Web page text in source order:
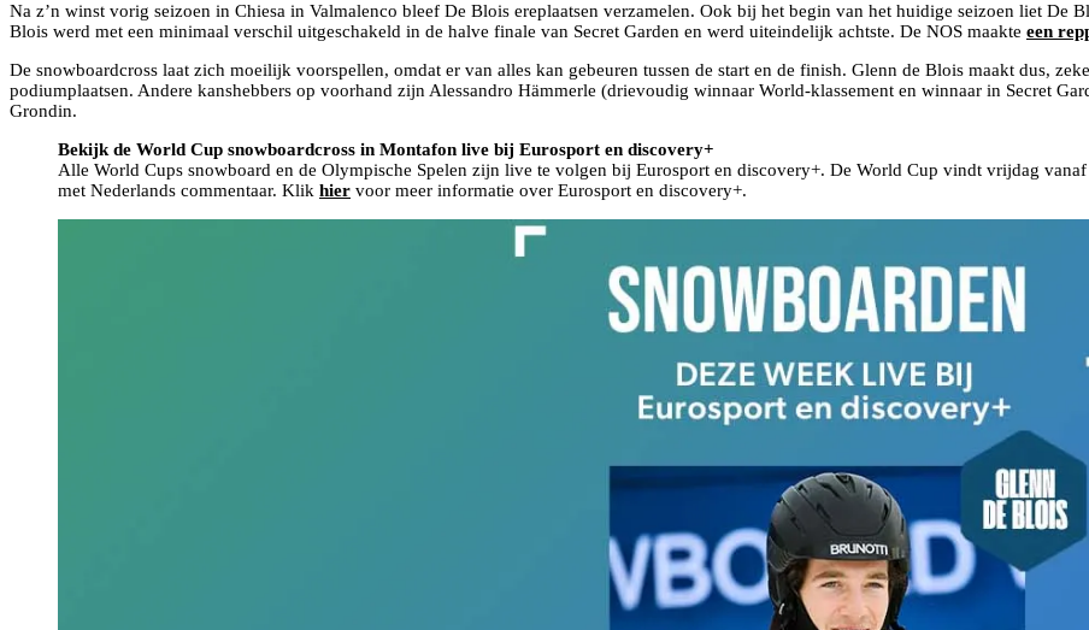
Na z’n winst vorig seizoen in Chiesa in Valmalenco bleef De Blois ereplaatsen verzamelen. Ook bij het begin van het huidige seizoen liet De
Blois werd met een minimaal verschil uitgeschakeld in de halve finale van Secret Garden en werd uiteindelijk achtste. De NOS maakte een
De snowboardcross laat zich moeilijk voorspellen, omdat er van alles kan gebeuren tussen de start en de finish. Glenn de Blois maakt dus,
podiumplaatsen. Andere kanshebbers op voorhand zijn Alessandro Hämmerle (drievoudig winnaar World-klassement en winnaar in Secret
Grondin.
Bekijk de World Cup snowboardcross in Montafon live bij Eurosport en discovery+
Alle World Cups snowboard en de Olympische Spelen zijn live te volgen bij Eurosport en discovery+. De World Cup vindt vrijdag
met Nederlands commentaar. Klik hier voor meer informatie over Eurosport en discovery+.